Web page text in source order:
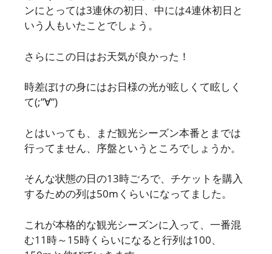
ンにとっては3連休の初日、中には4連休初日と
いう人もいたことでしょう。
さらにこの日はお天気が良かった！
時差ぼけの身にはお日様の光が眩しくて眩しく
て(;”∀”)
とはいっても、まだ観光シーズン本番とまでは
行ってません、序盤というところでしょうか。
そんな状態の日の13時ごろで、チケットを購入
するための列は50mくらいになってました。
これが本格的な観光シーズンに入って、一番混
む11時～15時くらいになると行列は100、